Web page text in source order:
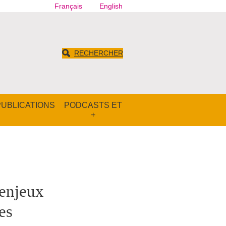
Français English
RECHERCHER
PODCASTS ET
+